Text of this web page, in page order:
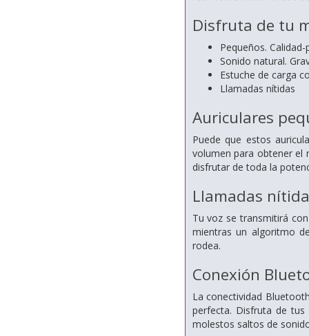
Disfruta de tu
Pequeños. Calidad-
Sonido natural.
Estuche de carga
Llamadas nítidas
Auriculares
Puede que estos
volumen para obtener el
disfrutar de toda la
Llamadas
Tu voz se transmitirá
mientras un algoritmo
rodea.
Conexión
La conectividad
perfecta. Disfruta de
molestos saltos de